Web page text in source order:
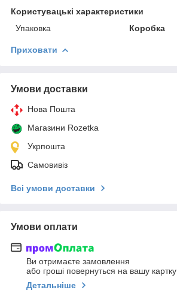
Користувацькі характеристики
Упаковка
Коробка
Приховати
Умови доставки
Нова Пошта
Магазини Rozetka
Укрпошта
Самовивіз
Всі умови доставки
Умови оплати
Ви отримаєте замовлення
або гроші повернуться на вашу картку
Детальніше